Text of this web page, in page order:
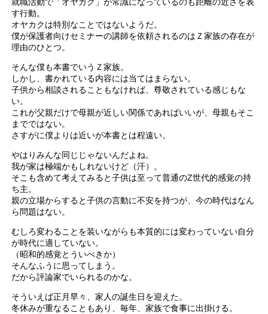
就職活動で「オヤカク」が常識になっているのも距離の近さを表
す行動。
オヤカクは特別なことではないようだ。
僕が保護者向けセミナーの講師を依頼されるのはＺ家族の存在が
理由のひとつ。
そんな僕も本書でいうＺ家族。
しかし、書かれている内容には当てはまらない。
子供から相談されることもなければ、尊敬されている感じもな
い。
これが父親だけで母親が近しい関係であればいいが、母親もそこ
までではない。
さすがに僕よりは近いが本書とは程遠い。
やはりみんな同じじゃないんだよね。
我が家は極端かもしれないけど（汗）。
そこも含めて考えてみると子供は至って普通のZ世代的感覚の持
ち主。
親の立場からすると子供の言動に不安を持つが、今の時代はなん
ら問題はない。
むしろ変わることを装いながらも本質的には変わっていない自分
が時代に適していない。
（昭和的感覚とういべきか）
そんなふうに思ってしまう。
だから評論家でいられるのかな。
そういえば正月早々、家人の誕生日を迎えた。
冬休みが重なることもあり、毎年、家族で食事に出掛ける。